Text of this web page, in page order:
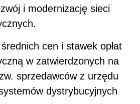
i modernizację sieci
cen i stawek opłat
w zatwierdzonych na
sprzedawców z urzędu
dystrybucyjnych